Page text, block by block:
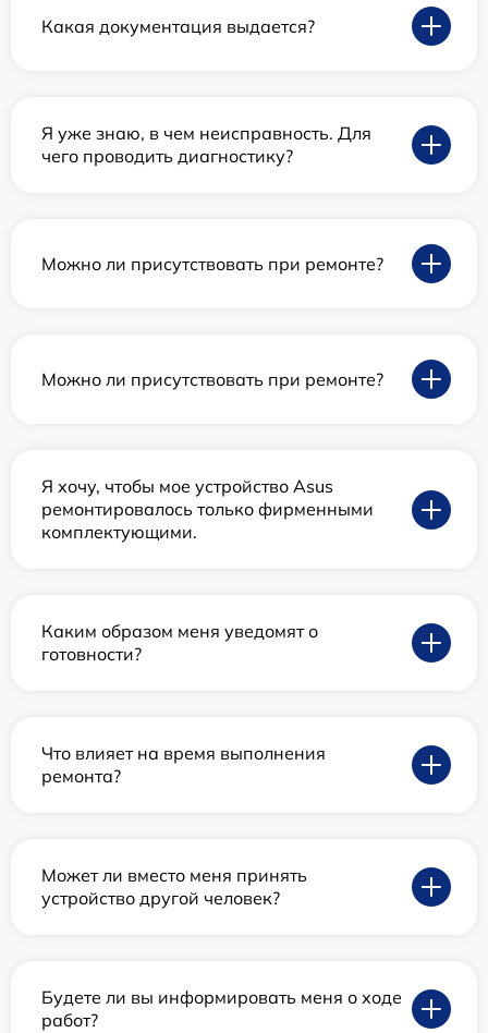
Какая документация выдается?
Я уже знаю, в чем неисправность. Для
чего проводить диагностику?
Можно ли присутствовать при ремонте?
Можно ли присутствовать при ремонте?
Я хочу, чтобы мое устройство Asus
ремонтировалось только фирменными
комплектующими.
Каким образом меня уведомят о
готовности?
Что влияет на время выполнения
ремонта?
Может ли вместо меня принять
устройство другой человек?
Будете ли вы информировать меня о ходе
работ?